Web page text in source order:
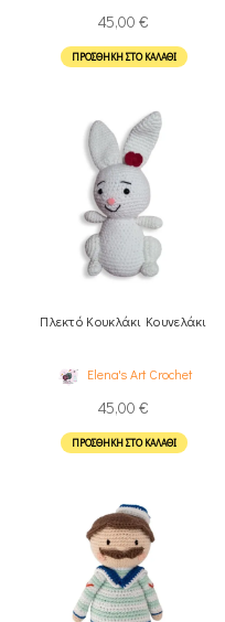
45,00 €
ΠΡΟΣΘΉΚΗ ΣΤΟ ΚΑΛΆΘΙ
Πλεκτό Κουκλάκι Κουνελάκι
Elena's Art Crochet
45,00 €
ΠΡΟΣΘΉΚΗ ΣΤΟ ΚΑΛΆΘΙ